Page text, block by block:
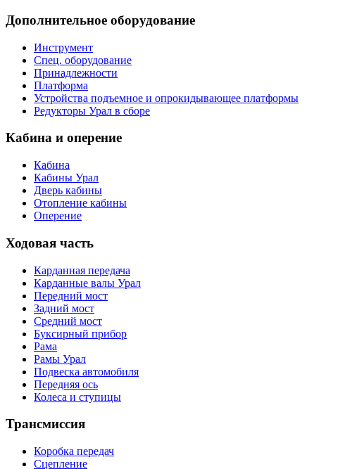
Дополнительное оборудование
Инструмент
Спец. оборудование
Принадлежности
Платформа
Устройства подъемное и опрокидывающее платформы
Редукторы Урал в сборе
Кабина и оперение
Кабина
Кабины Урал
Дверь кабины
Отопление кабины
Оперение
Ходовая часть
Карданная передача
Карданные валы Урал
Передний мост
Задний мост
Средний мост
Буксирный прибор
Рама
Рамы Урал
Подвеска автомобиля
Передняя ось
Колеса и ступицы
Трансмиссия
Коробка передач
Сцепление